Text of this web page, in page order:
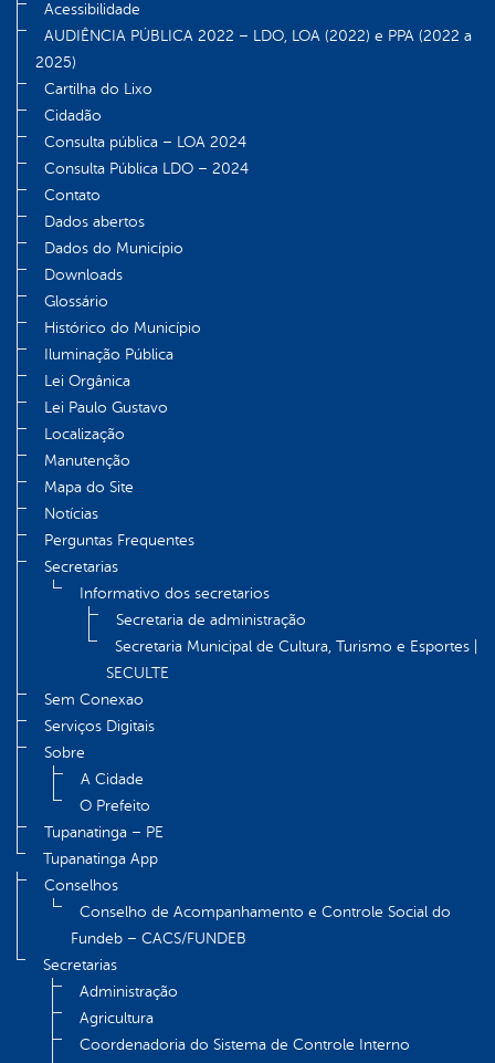
Acessibilidade
AUDIÊNCIA PÚBLICA 2022 – LDO, LOA (2022) e PPA (2022 a
2025)
Cartilha do Lixo
Cidadão
Consulta pública – LOA 2024
Consulta Pública LDO – 2024
Contato
Dados abertos
Dados do Município
Downloads
Glossário
Histórico do Município
Iluminação Pública
Lei Orgânica
Lei Paulo Gustavo
Localização
Manutenção
Mapa do Site
Notícias
Perguntas Frequentes
Secretarias
Informativo dos secretarios
Secretaria de administração
Secretaria Municipal de Cultura, Turismo e Esportes |
SECULTE
Sem Conexao
Serviços Digitais
Sobre
A Cidade
O Prefeito
Tupanatinga – PE
Tupanatinga App
Conselhos
Conselho de Acompanhamento e Controle Social do
Fundeb – CACS/FUNDEB
Secretarias
Administração
Agricultura
Coordenadoria do Sistema de Controle Interno